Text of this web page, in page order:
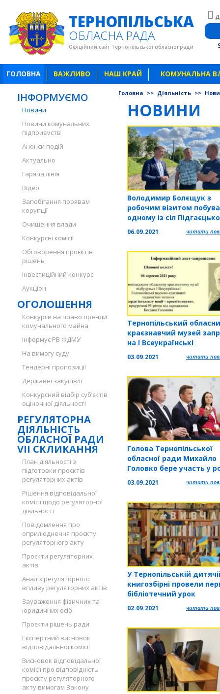
ТЕРНОПІЛЬСЬКА
ОБЛАСНА РАДА
Офіційний сайт Тернопільської обласної ради
ГОЛОВНА ВАЖЛИВО НАШ КРАЙ КОМУНАЛЬНА
ІНФОРМУЄМО
Новини
Новини комунальних
підприємств
Анонси подій
Актуально
Гаряча лінія
Відео
Запобігання проявам
корупції
Очищення влади
Конкурсні комісії
Обговорення проєктів
рішень
Інвестиційний конкурс
Аукціон
ОГОЛОШЕННЯ
Конкурси на право оренди
комунального майна
Інформує РВ ФДМУ
На вимогу суду
Тендерні пропозиції
Державні закупівлі
Конкурсний відбір суб’єктів
оціночної діяльності
РЕГУЛЯТОРНА
ДІЯЛЬНІСТЬ
ОБЛАСНОЇ РАДИ
VII СКЛИКАННЯ
План діяльності з
підготовки проєктів
регуляторних актів
Рішення відповідальної
комісії щодо регуляторної
діяльності
Повідомлення про
оприлюднення проєкту
регуляторного акту
Проєкти регуляторних
актів
Аналіз регуляторного
впливу регуляторних актів
Зауваження фізичних та
юридичних осіб
Проєкти рішень ради
Експертний висновок
відповідальної комісії
Висновок відповідальної
комісії про відповідність
проєкту регуляторного
акту вимогам Закону
Головна >> Діяльність >>
НОВИНИ
Володимир Болєщук з
робочим візитом
одному із сіл
06.09.2021 читати
Тернопільський
краєзнавчий музей
на І Всеукраїнські
Головинівські науково-
краєзнавчі педагогічні
03.09.2021 читати
Голова Тернопільської
обласної ради Михайло
Головко бере участь у
V Форуму місцевого
03.09.2021 читати
У Тернопільській
книгозбірні провели
бібліотечний урок
02.09.2021 читати